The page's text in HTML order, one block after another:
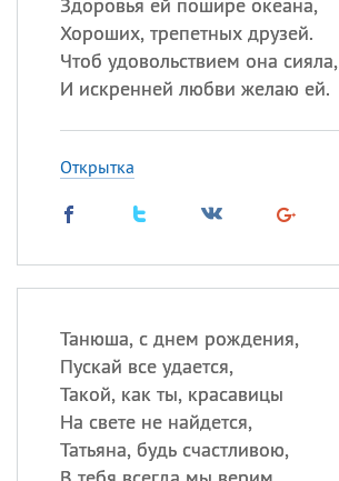
Хороших, трепетных друзей.
Чтоб удовольствием она сияла,
И искренней любви желаю ей.
Открытка
Танюша, с днем рождения,
Пускай все удается,
Такой, как ты, красавицы
На свете не найдется,
Татьяна, будь счастливою,